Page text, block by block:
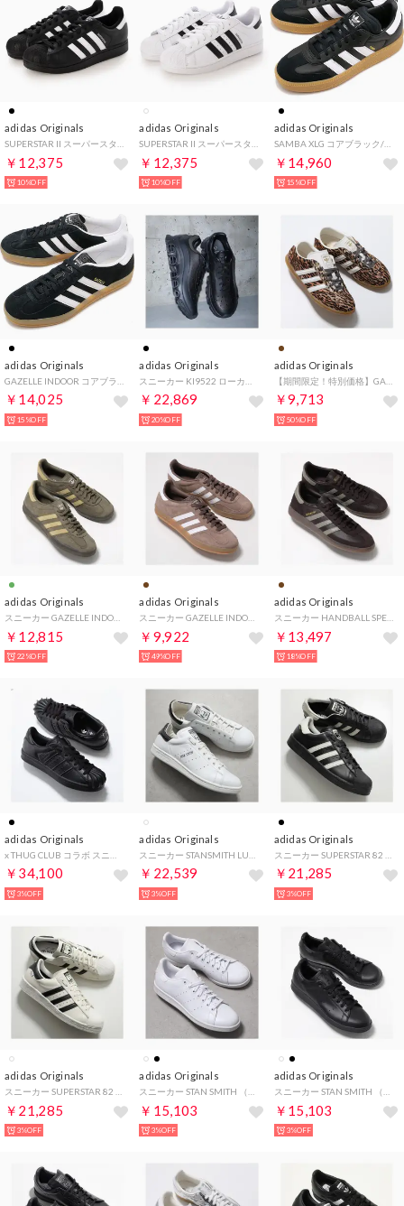
adidas Originals
￥12,375
10%OFF
adidas Originals
￥12,375
10%OFF
adidas Originals
SAMBA XLG コアブラック/フットウェアホワイト/ガム [NJX37/IE1379 FW24]
￥14,960
15%OFF
adidas Originals
￥14,025
15%OFF
adidas Originals
￥22,869
20%OFF
adidas Originals
￥9,713
50%OFF
adidas Originals
スニーカー GAZELLE INDOOR ローカット （JQ8386/CARBRN/カーキ）
￥12,815
22%OFF
adidas Originals
スニーカー GAZELLE INDOOR JQ0175 （EARSTR/FTWWHT/GOLDMT）
￥9,922
49%OFF
adidas Originals
スニーカー HANDBALL SPEZIAL IH6567 （AUCO/SILPEB/GUMS/ブラウン）
￥13,497
18%OFF
adidas Originals
￥34,100
3%OFF
adidas Originals
￥22,539
3%OFF
adidas Originals
￥21,285
3%OFF
adidas Originals
スニーカー SUPERSTAR 82 GTX KI7820 （CLOWHI/CBLACK/OWHITE）
￥21,285
3%OFF
adidas Originals
スニーカー STAN SMITH （S75104/FTWWHT/ホワイト）
￥15,103
3%OFF
adidas Originals
スニーカー STAN SMITH （M20327/BLACK1/ブラック）
￥15,103
3%OFF